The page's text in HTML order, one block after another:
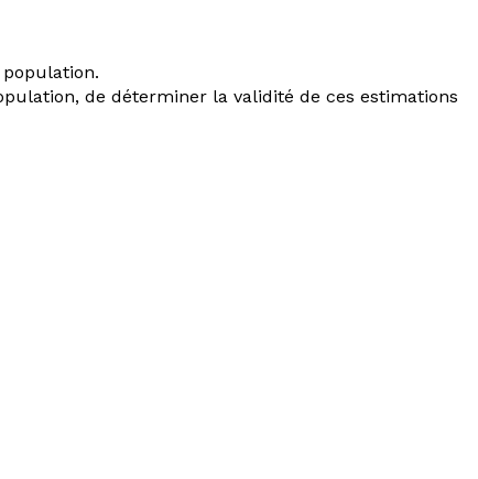
de déterminer la validité de ces estimations